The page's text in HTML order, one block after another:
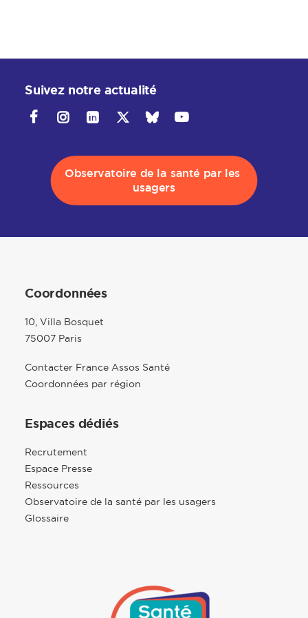
Suivez notre actualité
Observatoire de la santé par les
usagers
Coordonnées
10, Villa Bosquet
75007 Paris
Contacter France Assos Santé
Coordonnées par région
Espaces dédiés
Recrutement
Espace Presse
Ressources
Observatoire de la santé par les usagers
Glossaire